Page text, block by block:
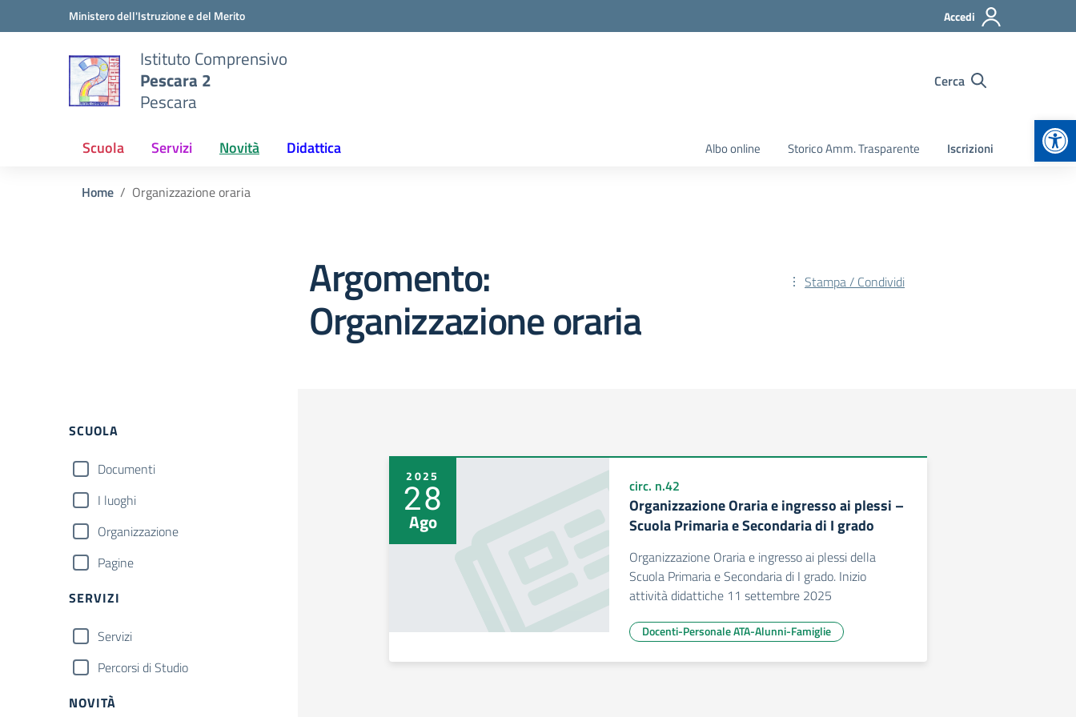
Vai ai contenuti
Vai al menu di navigazioneMinistero dell'Istruzione e del Merito Accedi
Istituto Comprensivo
Pescara 2
Pescara
Cerca
Scuola Servizi Novità Didattica Albo online Storico Amm. Trasparente Iscrizioni
Home Organizzazione oraria
Argomento:
Organizzazione oraria
Stampa / Condividi
Filtri
SCUOLA
Documenti
I luoghi
Organizzazione
Pagine
SERVIZI
Servizi
Percorsi di Studio
NOVITÀ
2025
28
Ago
circ. n.42
Organizzazione Oraria e ingresso ai plessi –
Scuola Primaria e Secondaria di I grado
Organizzazione Oraria e ingresso ai plessi della
Scuola Primaria e Secondaria di I grado. Inizio
attività didattiche 11 settembre 2025
Docenti-Personale ATA-Alunni-Famiglie